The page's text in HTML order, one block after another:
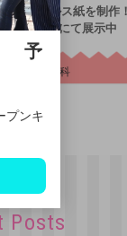
ト パピルス紙を制作
央図書館にて展示中
イン総合学科
Posts
予
プンキ